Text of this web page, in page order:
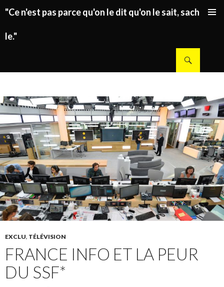
"Ce n'est pas parce qu'on le dit qu'on le sait, sachez
le."
EXCLU, TÉLÉVISION
FRANCE INFO ET LA PEUR
DU SSF*